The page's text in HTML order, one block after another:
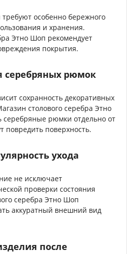
особенно бережного
и хранения.
Этно Шоп рекомендует
покрытия.
серебряных рюмок
сохранность декоративных
столового серебра Этно
серебряные рюмки отдельно от
повредить поверхность.
ухода
не исключает
проверки состояния
серебра Этно Шоп
аккуратный внешний вид
после